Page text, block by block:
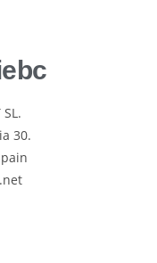
SL.
30.